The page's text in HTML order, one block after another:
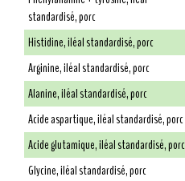
standardisé, porc
Histidine, iléal standardisé, porc
Arginine, iléal standardisé, porc
Alanine, iléal standardisé, porc
Acide aspartique, iléal standardisé, porc
Acide glutamique, iléal standardisé, porc
Glycine, iléal standardisé, porc